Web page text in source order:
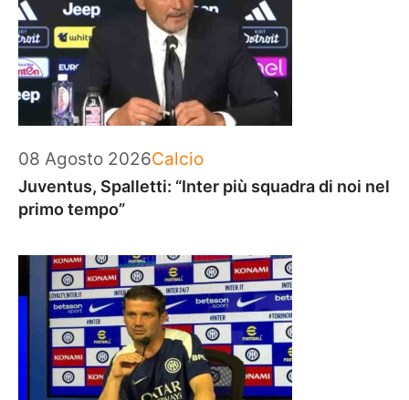
08 Agosto 2026Categorie
Calcio
Juventus, Spalletti: “Inter più squadra di noi nel
primo tempo”